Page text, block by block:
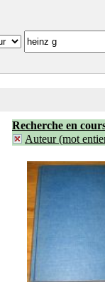
Recherche en
Auteur (mot